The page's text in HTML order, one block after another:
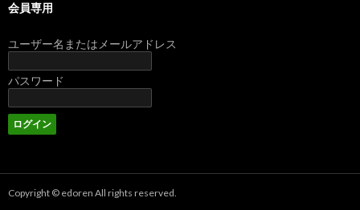
会員専用
ユーザー名またはメールアドレス
パスワード
Copyright © edoren All rights reserved.